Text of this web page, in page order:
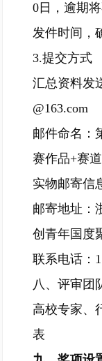
0日，逾期
发件时间，
3.提交方式
汇总资料发
@163.com
邮件命名：
赛作品+赛
实物邮寄信
邮寄地址：
创青年国度
联系电话：
八、评审团
高校专家、
表